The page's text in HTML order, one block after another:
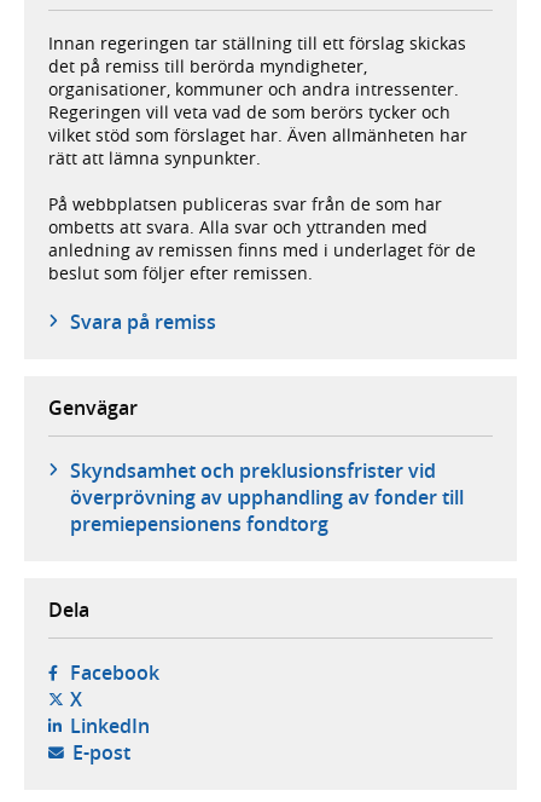
Innan regeringen tar ställning till ett förslag skickas
det på remiss till berörda myndigheter,
organisationer, kommuner och andra intressenter.
Regeringen vill veta vad de som berörs tycker och
vilket stöd som förslaget har. Även allmänheten har
rätt att lämna synpunkter.
På webbplatsen publiceras svar från de som har
ombetts att svara. Alla svar och yttranden med
anledning av remissen finns med i underlaget för de
beslut som följer efter remissen.
Svara på remiss
Genvägar
Skyndsamhet och preklusionsfrister vid
överprövning av upphandling av fonder till
premiepensionens fondtorg
Dela
Facebook- öppnas i ny flik, extern webbplats,
X- öppnas i ny flik, extern webbplats,
LinkedIn- öppnas i ny flik, extern webbplats,
E-post- öppnar din e-postklient,